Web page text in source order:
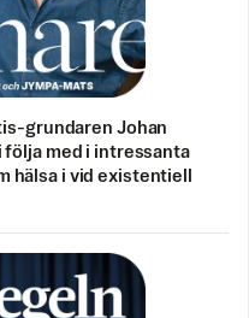
grundaren Johan
följa med i intressanta
hälsa i vid existentiell